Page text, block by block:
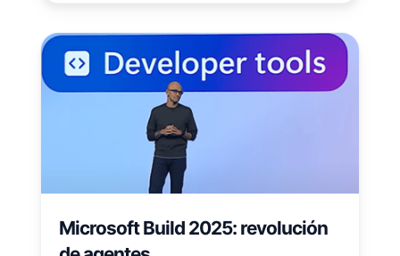
Microsoft Build 2025: revolución